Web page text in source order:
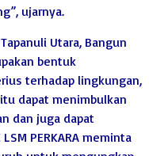
ujarnya.
Utara, Bangun
bentuk
terhadap lingkungan,
dapat menimbulkan
dan juga dapat
PERKARA meminta